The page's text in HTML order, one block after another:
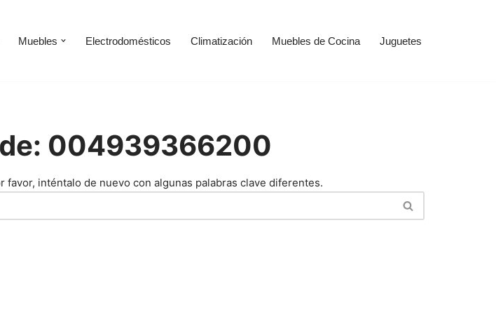
Muebles Electrodomésticos Climatización Muebles de Cocina Juguetes
004939366200
inténtalo de nuevo con algunas palabras clave diferentes.